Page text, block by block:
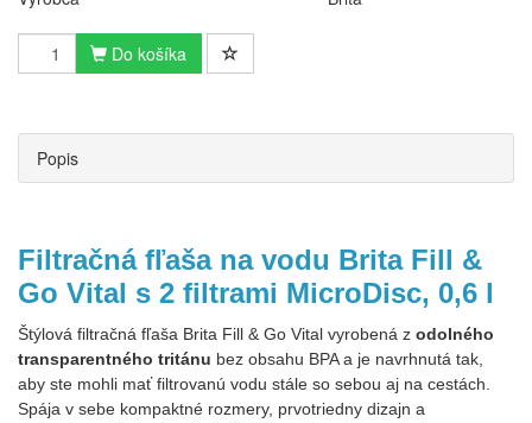
Do košíka
Popis
Filtračná fľaša na vodu Brita Fill &
Go Vital s 2 filtrami MicroDisc, 0,6 l
Štýlová filtračná fľaša Brita Fill & Go Vital vyrobená z odolného
transparentného tritánu bez obsahu BPA a je navrhnutá tak,
aby ste mohli mať filtrovanú vodu stále so sebou aj na cestách.
Spája v sebe kompaktné rozmery, prvotriedny dizajn a